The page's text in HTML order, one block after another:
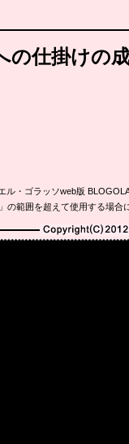
の仕掛けの
ル・ゴラッソweb版
の範囲を超えて使用する場
Copyright(C)2010-